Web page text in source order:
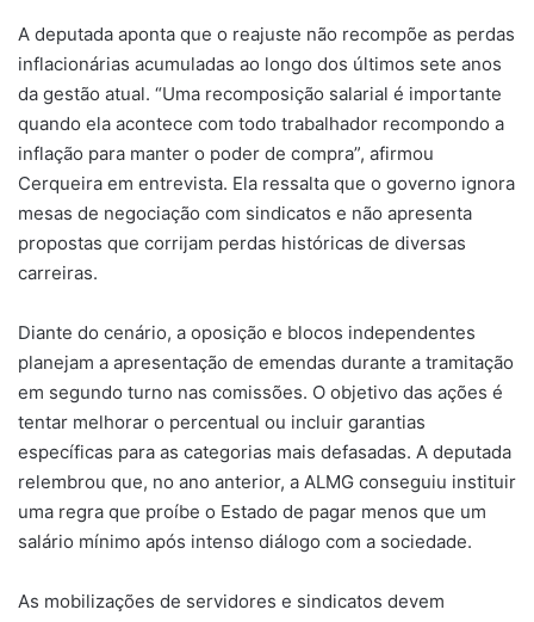
A deputada aponta que o reajuste não recompõe as perdas
inflacionárias acumuladas ao longo dos últimos sete anos
da gestão atual. “Uma recomposição salarial é importante
quando ela acontece com todo trabalhador recompondo a
inflação para manter o poder de compra”, afirmou
Cerqueira em entrevista. Ela ressalta que o governo ignora
mesas de negociação com sindicatos e não apresenta
propostas que corrijam perdas históricas de diversas
carreiras.
Diante do cenário, a oposição e blocos independentes
planejam a apresentação de emendas durante a tramitação
em segundo turno nas comissões. O objetivo das ações é
tentar melhorar o percentual ou incluir garantias
específicas para as categorias mais defasadas. A deputada
relembrou que, no ano anterior, a ALMG conseguiu instituir
uma regra que proíbe o Estado de pagar menos que um
salário mínimo após intenso diálogo com a sociedade.
As mobilizações de servidores e sindicatos devem